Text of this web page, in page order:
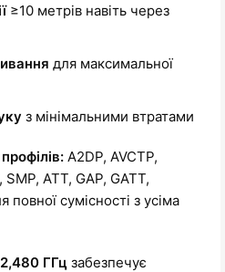
≥10 метрів навіть через
для максимальної
з мінімальними втратами
A2DP, AVCTP,
SMP, ATT, GAP, GATT,
повної сумісності з усіма
ГГц забезпечує